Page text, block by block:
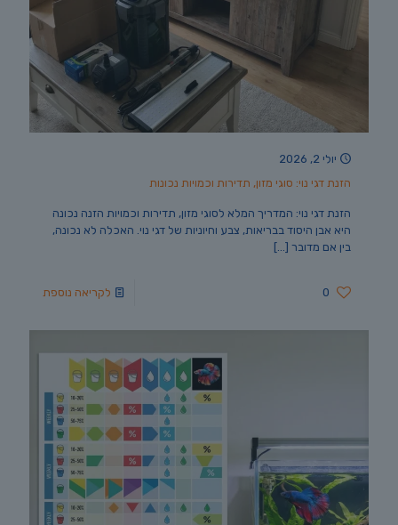
יולי 2, 2026
הזנת דגי נוי: סוגי מזון, תדירות וכמויות נכונות
הזנת דגי נוי: המדריך המלא לסוגי מזון, תדירות וכמויות הזנה נכונה
היא אבן היסוד בבריאות, צבע וחיוניות של דגי נוי. האכלה לא נכונה,
בין אם מדובר […]
0 לקריאה נוספת